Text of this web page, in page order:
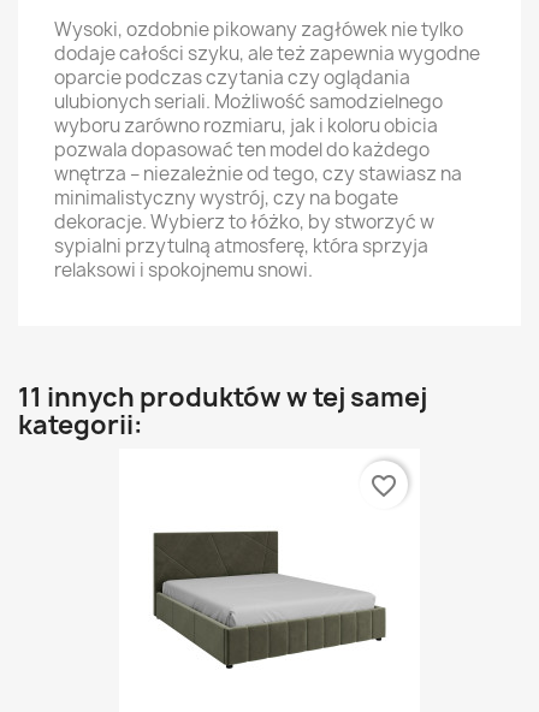
Wysoki, ozdobnie pikowany zagłówek nie tylko
dodaje całości szyku, ale też zapewnia wygodne
oparcie podczas czytania czy oglądania
ulubionych seriali. Możliwość samodzielnego
wyboru zarówno rozmiaru, jak i koloru obicia
pozwala dopasować ten model do każdego
wnętrza – niezależnie od tego, czy stawiasz na
minimalistyczny wystrój, czy na bogate
dekoracje. Wybierz to łóżko, by stworzyć w
sypialni przytulną atmosferę, która sprzyja
relaksowi i spokojnemu snowi.
11 innych produktów w tej samej
kategorii:
favorite_border